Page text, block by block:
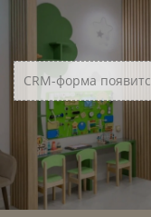
CRM-форма